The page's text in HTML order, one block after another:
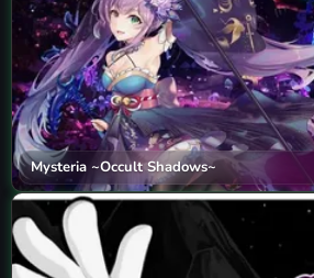
Mysteria ~Occult Shadows~